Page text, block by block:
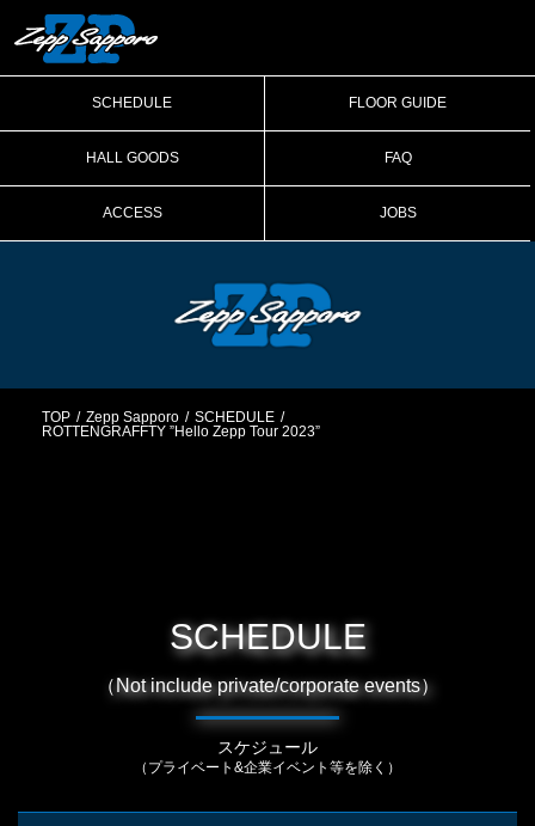
SCHEDULE FLOOR GUIDE
HALL GOODS FAQ
ACCESS JOBS
TOP Zepp Sapporo
SCHEDULE
ROTTENGRAFFTY ”Hello Zepp Tour 2023”
SCHEDULE
（Not include private/corporate events）
スケジュール
（プライベート&企業イベント等を除く）